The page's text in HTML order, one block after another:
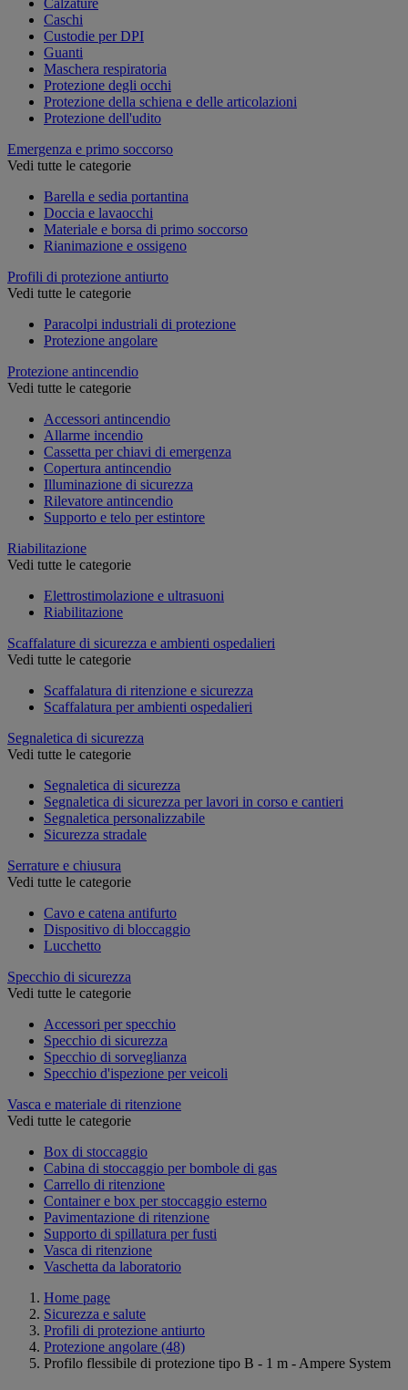
Caschi
Custodie per DPI
Guanti
Maschera respiratoria
Protezione degli occhi
Protezione della schiena e delle articolazioni
Protezione dell'udito
Emergenza e primo soccorso
Vedi tutte le categorie
Barella e sedia portantina
Doccia e lavaocchi
Materiale e borsa di primo soccorso
Rianimazione e ossigeno
Profili di protezione antiurto
Vedi tutte le categorie
Paracolpi industriali di protezione
Protezione angolare
Protezione antincendio
Vedi tutte le categorie
Accessori antincendio
Allarme incendio
Cassetta per chiavi di emergenza
Copertura antincendio
Illuminazione di sicurezza
Rilevatore antincendio
Supporto e telo per estintore
Riabilitazione
Vedi tutte le categorie
Elettrostimolazione e ultrasuoni
Riabilitazione
Scaffalature di sicurezza e ambienti ospedalieri
Vedi tutte le categorie
Scaffalatura di ritenzione e sicurezza
Scaffalatura per ambienti ospedalieri
Segnaletica di sicurezza
Vedi tutte le categorie
Segnaletica di sicurezza
Segnaletica di sicurezza per lavori in corso e cantieri
Segnaletica personalizzabile
Sicurezza stradale
Serrature e chiusura
Vedi tutte le categorie
Cavo e catena antifurto
Dispositivo di bloccaggio
Lucchetto
Specchio di sicurezza
Vedi tutte le categorie
Accessori per specchio
Specchio di sicurezza
Specchio di sorveglianza
Specchio d'ispezione per veicoli
Vasca e materiale di ritenzione
Vedi tutte le categorie
Box di stoccaggio
Cabina di stoccaggio per bombole di gas
Carrello di ritenzione
Container e box per stoccaggio esterno
Pavimentazione di ritenzione
Supporto di spillatura per fusti
Vasca di ritenzione
Vaschetta da laboratorio
Home page
Sicurezza e salute
Profili di protezione antiurto
Protezione angolare (48)
Profilo flessibile di protezione tipo B - 1 m - Ampere System